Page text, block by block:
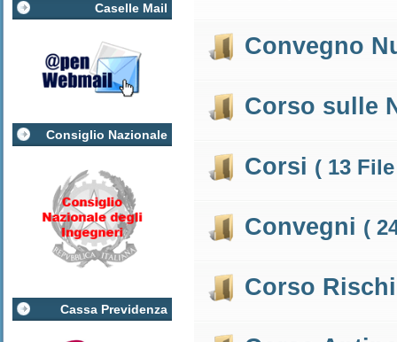
Caselle Mail
Consiglio Nazionale
Cassa Previdenza
Convegno
Corso sulle
Corsi ( 13
Convegni (
Corso